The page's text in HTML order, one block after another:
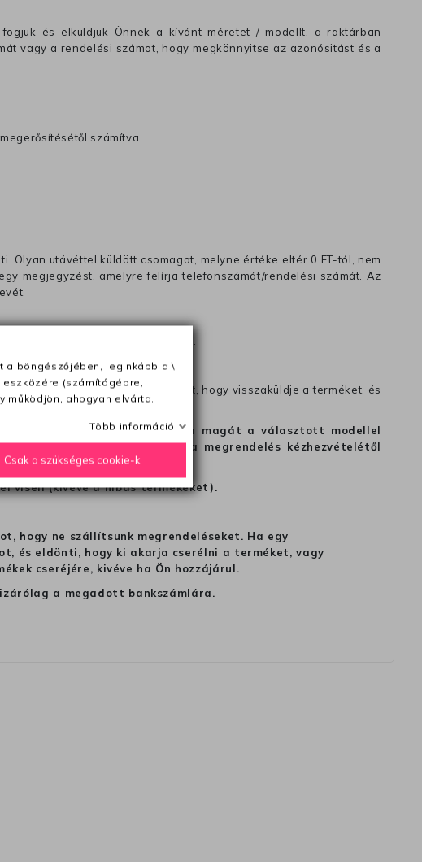
és elküldjük Önnek a kívánt méretet / modellt, a raktárban
vagy a rendelési számot, hogy megkönnyitse az azonósitást és a
számítva
utávéttel küldött csomagot, melyne értéke eltér 0 FT-tól, nem
megjegyzést, amelyre felírja telefonszámát/rendelési számát. Az
(amikor a terméket átadja).
vegye fel velünk a kapcsolatot, hogy visszaküldje a terméket, és
az alapon, hogy meggondolta magát a választott modellel
is, de legkésőbb a megrendelés kézhezvételétől
viseli (kivéve a hibás termékeket).
hogy ne szállítsunk megrendeléseket. Ha egy
és eldönti, hogy ki akarja cserélni a terméket, vagy
cseréjére, kivéve ha Ön hozzájárul.
a megadott bankszámlára.
a böngészőjében, leginkább a \
eszközére (számítógépre,
működjön, ahogyan elvárta.
Több információ
Csak a szükséges cookie-k